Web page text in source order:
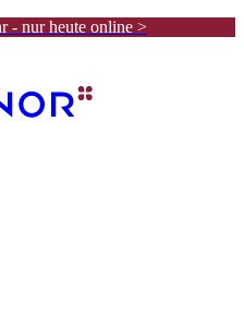
- nur heute online >